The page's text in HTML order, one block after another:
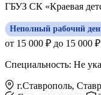
ГБУЗ СК «Краевая
Неполный рабочий
от 15 000 ₽ до 15 000 ₽
Специальность: Не
г.Ставрополь,